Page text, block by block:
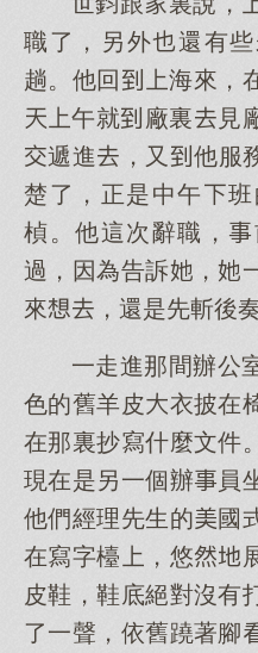
世鈞跟裏說，
職了，另外還有
趟。他回海來，
午就廠裏見
遞進，又他
楚了，正是中午
楨。他這次辭職，
過，因為告訴，
來，還是先斬後奏
一走進那間辦公
色的舊羊皮衣披
在那裏抄寫什麼文件
現在是另一個辦員
他們經理先生的國
在寫字檯，悠
皮鞋，鞋底絕對沒有
了一聲，依舊蹺著